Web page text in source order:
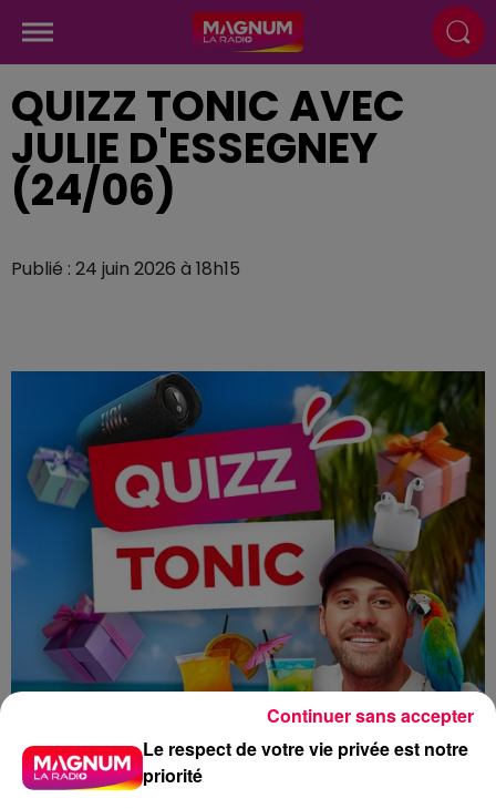
QUIZZ TONIC AVEC
JULIE D'ESSEGNEY
(24/06)
Publié : 24 juin 2026 à 18h15
Le respect de votre vie privée est notre
priorité
Continuer sans accepter